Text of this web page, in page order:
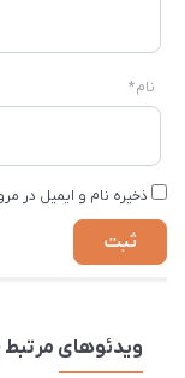
نام*
ذخیره نام و ایمیل در
ویدئوهای مرتبط